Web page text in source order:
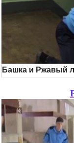
Башка и Ржавый